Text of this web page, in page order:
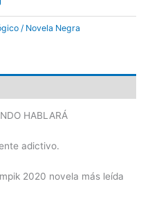
/ Novela Negra
HABLARÁ
adictivo.
2020 novela más leída